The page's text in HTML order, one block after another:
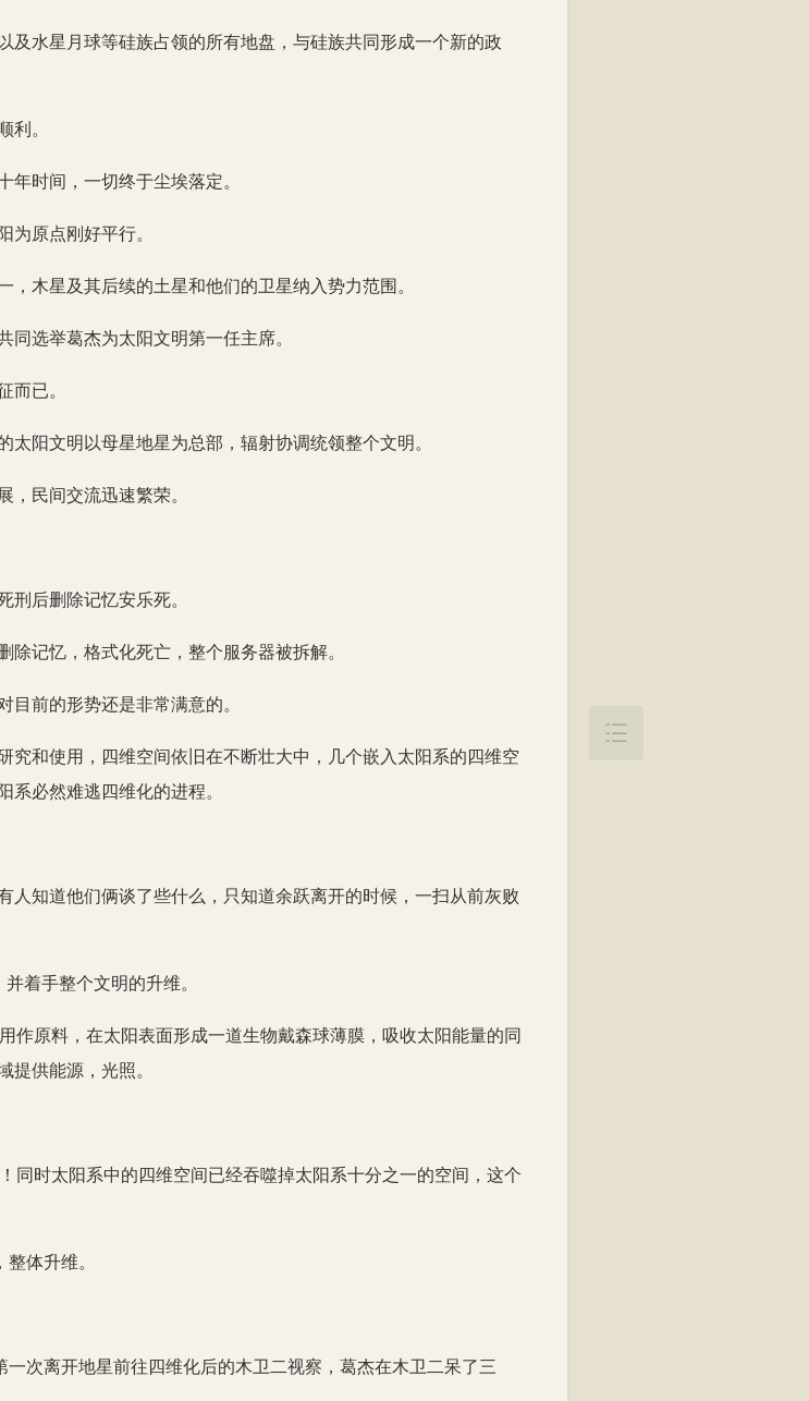
及水星月球等硅族占领的所有地盘，与硅族共同形成一个新的政
利。
年时间，一切终于尘埃落定。
为原点刚好平行。
木星及其后续的土星和他们的卫星纳入势力范围。
同选举葛杰为太阳文明第一任主席。
而已。
阳文明以母星地星为总部，辐射协调统领整个文明。
，民间交流迅速繁荣。
刑后删除记忆安乐死。
记忆，格式化死亡，整个服务器被拆解。
前的形势还是非常满意的。
究和使用，四维空间依旧在不断壮大中，几个嵌入太阳系的四维空
系必然难逃四维化的进程。
人知道他们俩谈了些什么，只知道余跃离开的时候，一扫从前灰败
着手整个文明的升维。
作原料，在太阳表面形成一道生物戴森球薄膜，吸收太阳能量的同
提供能源，光照。
同时太阳系中的四维空间已经吞噬掉太阳系十分之一的空间，这个
体升维。
次离开地星前往四维化后的木卫二视察，葛杰在木卫二呆了三
